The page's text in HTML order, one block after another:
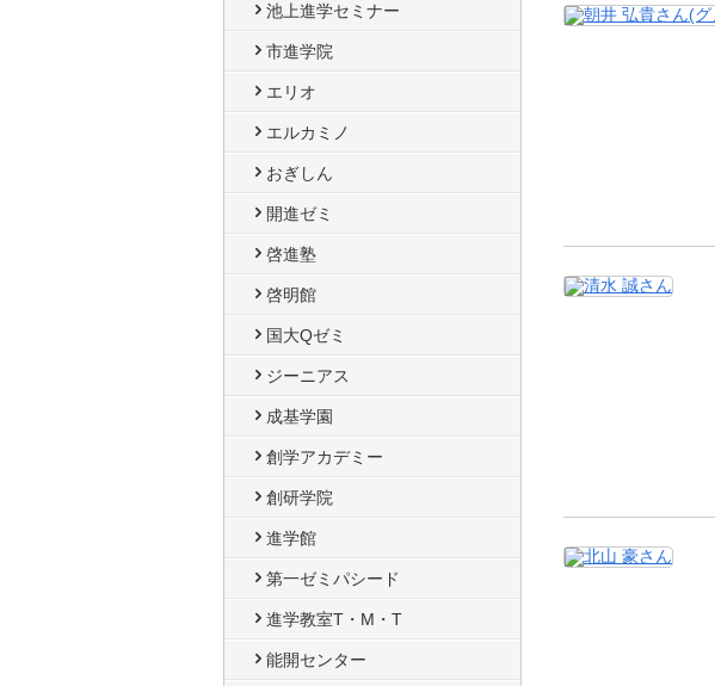
池上進学セミナー
市進学院
エリオ
エルカミノ
おぎしん
開進ゼミ
啓進塾
啓明館
国大Qゼミ
ジーニアス
成基学園
創学アカデミー
創研学院
進学館
第一ゼミパシード
進学教室T・М・T
能開センター